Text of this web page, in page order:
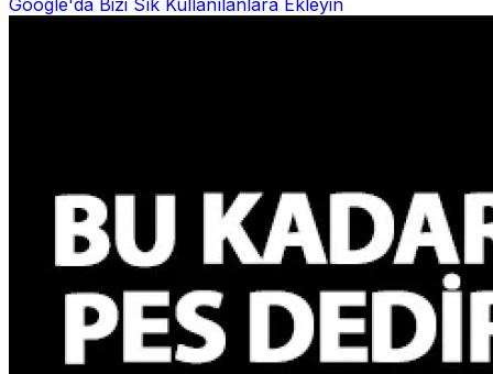
Google'da Bizi Sık Kullanılanlara Ekleyin